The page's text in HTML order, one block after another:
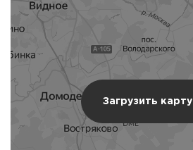
Загрузить карту